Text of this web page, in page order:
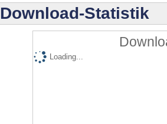
Download-Statistik
Loading...